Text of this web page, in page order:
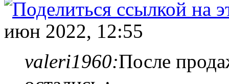
июн 2022, 12:55
valeri1960:После